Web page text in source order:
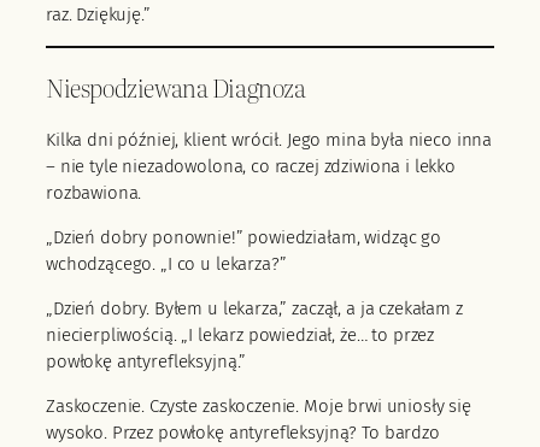
raz. Dziękuję.”
Niespodziewana Diagnoza
Kilka dni później, klient wrócił. Jego mina była nieco inna
– nie tyle niezadowolona, co raczej zdziwiona i lekko
rozbawiona.
„Dzień dobry ponownie!” powiedziałam, widząc go
wchodzącego. „I co u lekarza?”
„Dzień dobry. Byłem u lekarza,” zaczął, a ja czekałam z
niecierpliwością. „I lekarz powiedział, że… to przez
powłokę antyrefleksyjną.”
Zaskoczenie. Czyste zaskoczenie. Moje brwi uniosły się
wysoko. Przez powłokę antyrefleksyjną? To bardzo